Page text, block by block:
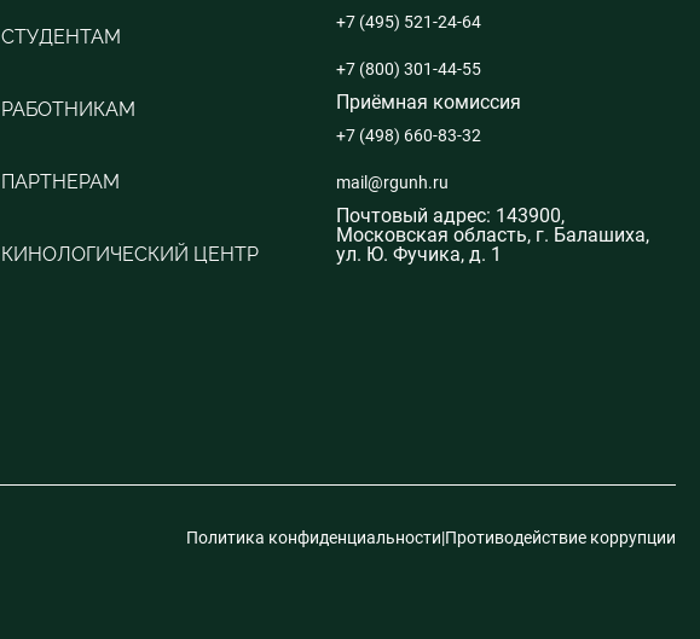
СТУДЕНТАМ
РАБОТНИКАМ
ПАРТНЕРАМ
КИНОЛОГИЧЕСКИЙ ЦЕНТР
+7 (495) 521-24-64
+7 (800) 301-44-55
Приёмная комиссия
+7 (498) 660-83-32
mail@rgunh.ru
Почтовый адрес: 143900,
Московская область, г. Балашиха,
ул. Ю. Фучика, д. 1
Политика конфиденциальности|Противодействие коррупции